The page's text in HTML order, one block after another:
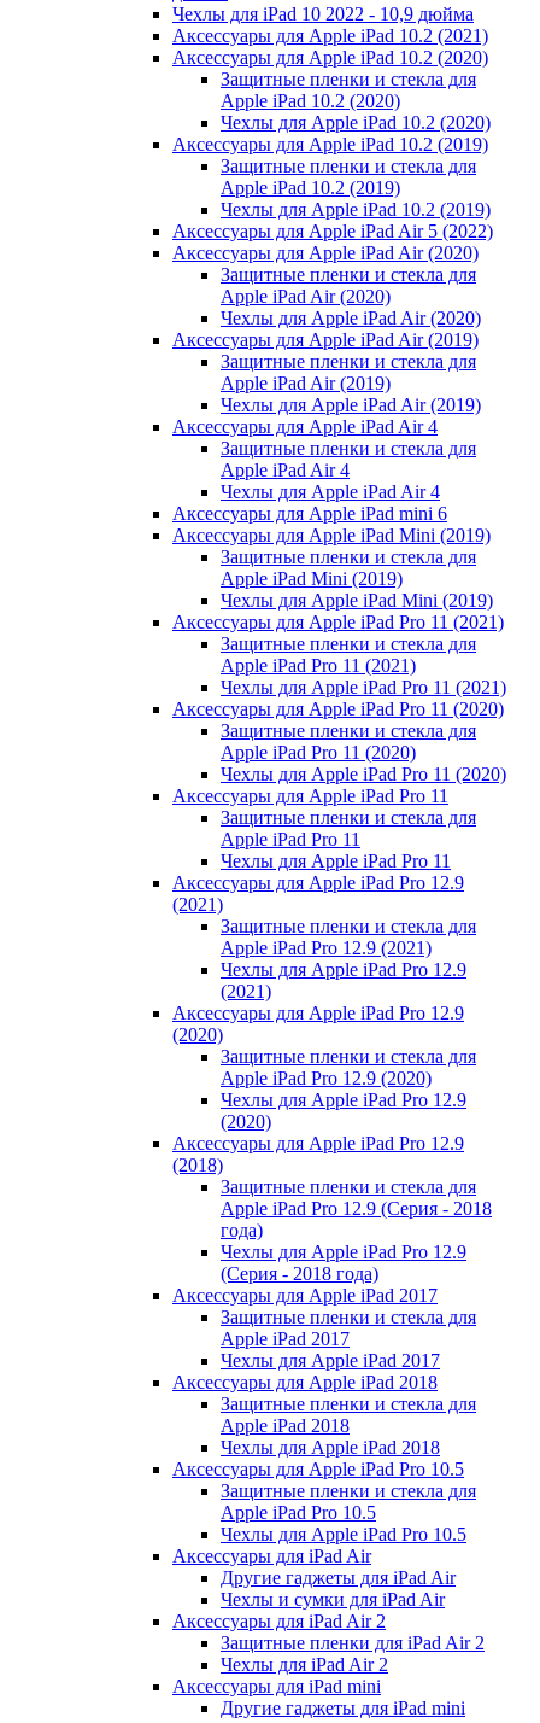
Чехлы для iPad 10 2022 - 10,9 дюйма
Аксессуары для Apple iPad 10.2 (2021)
Аксессуары для Apple iPad 10.2 (2020)
Защитные пленки и стекла для
Apple iPad 10.2 (2020)
Чехлы для Apple iPad 10.2 (2020)
Аксессуары для Apple iPad 10.2 (2019)
Защитные пленки и стекла для
Apple iPad 10.2 (2019)
Чехлы для Apple iPad 10.2 (2019)
Аксессуары для Apple iPad Air 5 (2022)
Аксессуары для Apple iPad Air (2020)
Защитные пленки и стекла для
Apple iPad Air (2020)
Чехлы для Apple iPad Air (2020)
Аксессуары для Apple iPad Air (2019)
Защитные пленки и стекла для
Apple iPad Air (2019)
Чехлы для Apple iPad Air (2019)
Аксессуары для Apple iPad Air 4
Защитные пленки и стекла для
Apple iPad Air 4
Чехлы для Apple iPad Air 4
Аксессуары для Apple iPad mini 6
Аксессуары для Apple iPad Mini (2019)
Защитные пленки и стекла для
Apple iPad Mini (2019)
Чехлы для Apple iPad Mini (2019)
Аксессуары для Apple iPad Pro 11 (2021)
Защитные пленки и стекла для
Apple iPad Pro 11 (2021)
Чехлы для Apple iPad Pro 11 (2021)
Аксессуары для Apple iPad Pro 11 (2020)
Защитные пленки и стекла для
Apple iPad Pro 11 (2020)
Чехлы для Apple iPad Pro 11 (2020)
Аксессуары для Apple iPad Pro 11
Защитные пленки и стекла для
Apple iPad Pro 11
Чехлы для Apple iPad Pro 11
Аксессуары для Apple iPad Pro 12.9
(2021)
Защитные пленки и стекла для
Apple iPad Pro 12.9 (2021)
Чехлы для Apple iPad Pro 12.9
(2021)
Аксессуары для Apple iPad Pro 12.9
(2020)
Защитные пленки и стекла для
Apple iPad Pro 12.9 (2020)
Чехлы для Apple iPad Pro 12.9
(2020)
Аксессуары для Apple iPad Pro 12.9
(2018)
Защитные пленки и стекла для
Apple iPad Pro 12.9 (Серия - 2018
года)
Чехлы для Apple iPad Pro 12.9
(Серия - 2018 года)
Аксессуары для Apple iPad 2017
Защитные пленки и стекла для
Apple iPad 2017
Чехлы для Apple iPad 2017
Аксессуары для Apple iPad 2018
Защитные пленки и стекла для
Apple iPad 2018
Чехлы для Apple iPad 2018
Аксессуары для Apple iPad Pro 10.5
Защитные пленки и стекла для
Apple iPad Pro 10.5
Чехлы для Apple iPad Pro 10.5
Аксессуары для iPad Air
Другие гаджеты для iPad Air
Чехлы и сумки для iPad Air
Аксессуары для iPad Air 2
Защитные пленки для iPad Air 2
Чехлы для iPad Air 2
Аксессуары для iPad mini
Другие гаджеты для iPad mini